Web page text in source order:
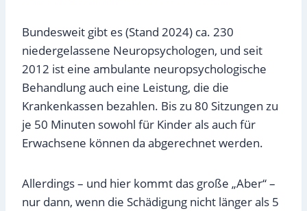
Bundesweit gibt es (Stand 2024) ca. 230
niedergelassene Neuropsychologen, und seit
2012 ist eine ambulante neuropsychologische
Behandlung auch eine Leistung, die die
Krankenkassen bezahlen. Bis zu 80 Sitzungen zu
je 50 Minuten sowohl für Kinder als auch für
Erwachsene können da abgerechnet werden.
Allerdings – und hier kommt das große „Aber“ –
nur dann, wenn die Schädigung nicht länger als 5